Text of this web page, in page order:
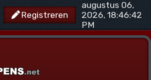
Registreren
augustus 06,
2026, 18:46:42
PM